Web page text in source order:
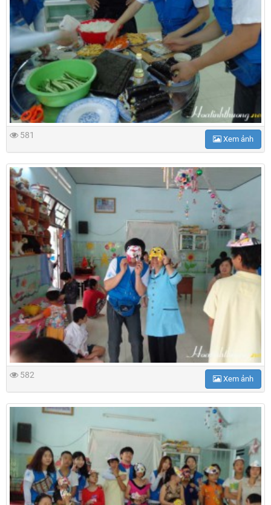
581 Xem ảnh
582 Xem ảnh